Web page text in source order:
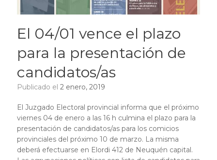
El 04/01 vence el plazo
para la presentación de
candidatos/as
Publicado el 2 enero, 2019
El Juzgado Electoral provincial informa que el próximo
viernes 04 de enero a las 16 h culmina el plazo para la
presentación de candidatos/as para los comicios
provinciales del próximo 10 de marzo. La misma
deberá efectuarse en Elordi 412 de Neuquén capital.